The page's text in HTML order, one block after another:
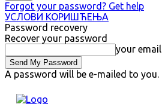
Forgot your password? Get help
УСЛОВИ КОРИШЋЕЊА
Password recovery
Recover your password
your email
A password will be e-mailed to you.